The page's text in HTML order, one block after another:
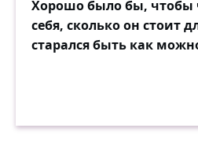
Хорошо было бы, чтобы
себя, сколько он стоит
старался быть как